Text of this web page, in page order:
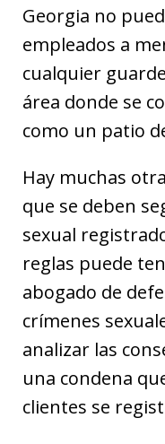
Georgia no
empleados a
cualquier
área donde se
como un patio
Hay muchas
que se deben
sexual
reglas puede
abogado de
crímenes
analizar las
una condena
clientes se